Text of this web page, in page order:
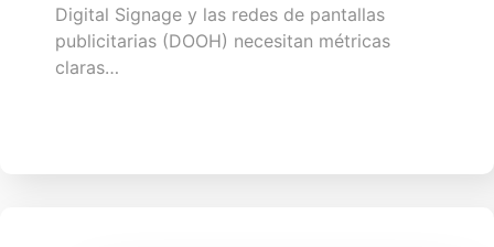
Digital Signage y las redes de pantallas
publicitarias (DOOH) necesitan métricas
claras…